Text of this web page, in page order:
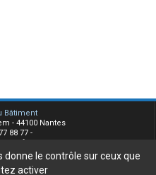
Bâtiment
- 44100 Nantes
88 77 -
site
donne le contrôle sur ceux que
activer